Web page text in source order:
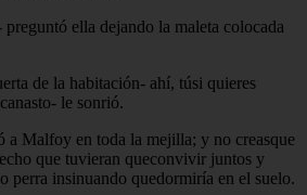
ella dejando la maleta colocada
de la habitación- ahí, túsi quieres
le sonrió.
a Malfoy en toda la mejilla; y no creasque
que tuvieran queconvivir juntos y
perra insinuando quedormiría en el suelo.